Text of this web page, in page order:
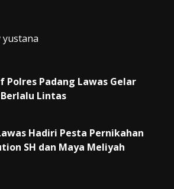
yustana
Polres Padang Lawas Gelar
Lintas
Hadiri Pesta Pernikahan
SH dan Maya Meliyah